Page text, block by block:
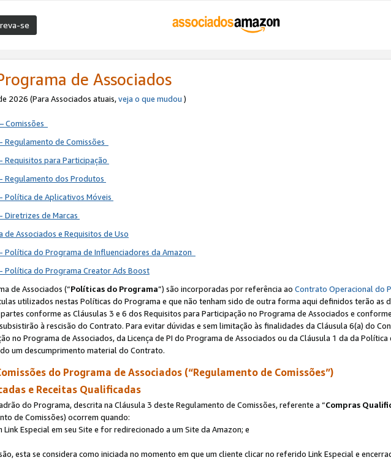
se
de Associados
2026 (Para Associados atuais,veja o que mudou )
Comissões
Regulamento de Comissões
Requisitos para Participação
Regulamento dos Produtos
Política de Aplicativos Móveis
Diretrizes de Marcas
de Associados e Requisitos de Uso
Política do Programa de Influenciadores da Amazon
Política do Programa Creator Ads Boost
de Associados (“Políticas do Programa”) são incorporadas por referência ao Contrato Operacional do
utilizados nestas Políticas do Programa e que não tenham sido de outra forma aqui definidos terão as
conforme as Cláusulas 3 e 6 dos Requisitos para Participação no Programa de Associados e
à rescisão do Contrato. Para evitar dúvidas e sem limitação às finalidades da Cláusula 6(a) do
no Programa de Associados, da Licença de PI do Programa de Associados ou da Cláusula 1 da da
um descumprimento material do Contrato.
do Programa de Associados (“Regulamento de Comissões”)
e Receitas Qualificadas
do Programa, descrita na Cláusula 3 deste Regulamento de Comissões, referente a “Compras
de Comissões) ocorrem quando:
Link Especial em seu Site e for redirecionado a um Site da Amazon; e
esta se considera como iniciada no momento em que um cliente clicar no referido Link Especial e